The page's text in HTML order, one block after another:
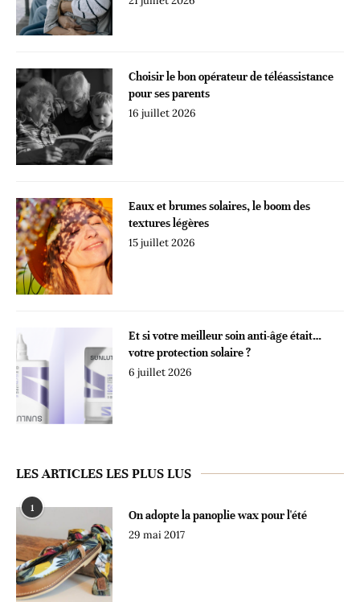
Choisir le bon opérateur de téléassistance
pour ses parents
16 juillet 2026
Eaux et brumes solaires, le boom des
textures légères
15 juillet 2026
Et si votre meilleur soin anti-âge était…
votre protection solaire ?
6 juillet 2026
LES ARTICLES LES PLUS LUS
1
On adopte la panoplie wax pour l'été
29 mai 2017